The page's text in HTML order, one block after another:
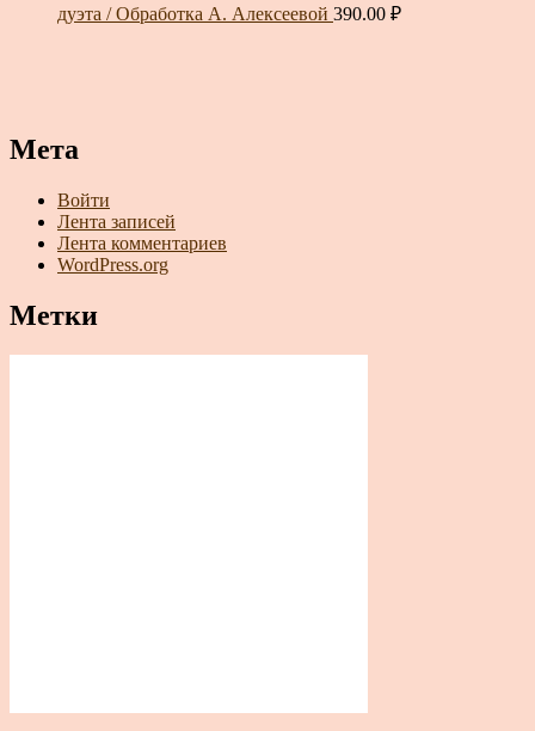
дуэта / Обработка А. Алексеевой 390.00 ₽
Мета
Войти
Лента записей
Лента комментариев
WordPress.org
Метки